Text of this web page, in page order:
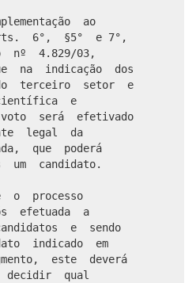
ao
6°, §5° e 7°,
nº 4.829/03,
na indicação dos
do terceiro setor e
científica e
será efetivado
legal da
que poderá
um candidato.
o processo
efetuada a
e sendo
indicado em
este deverá
decidir qual